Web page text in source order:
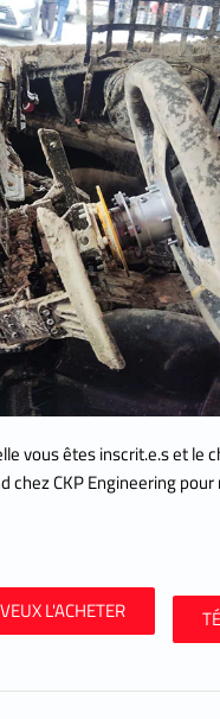
vous êtes inscrit.e.s et le
chez CKP Engineering
L'ACHETER